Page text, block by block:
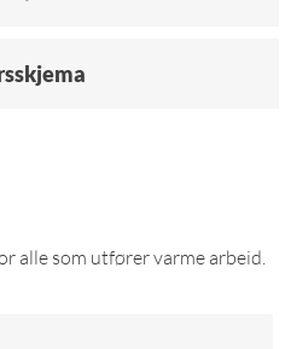
alle som utfører varme arbeid.